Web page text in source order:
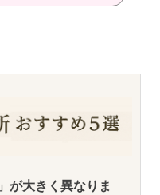
が大きく異なりま